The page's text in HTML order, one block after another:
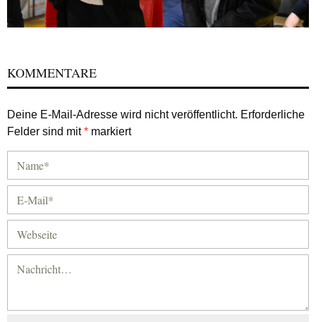
KOMMENTARE
Deine E-Mail-Adresse wird nicht veröffentlicht. Erforderliche
Felder sind mit* markiert